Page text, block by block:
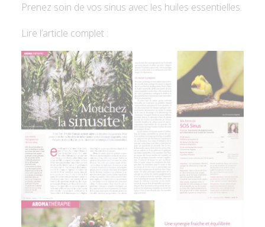
Prenez soin de vos sinus avec les huiles essentielles.
Lire l’article complet :